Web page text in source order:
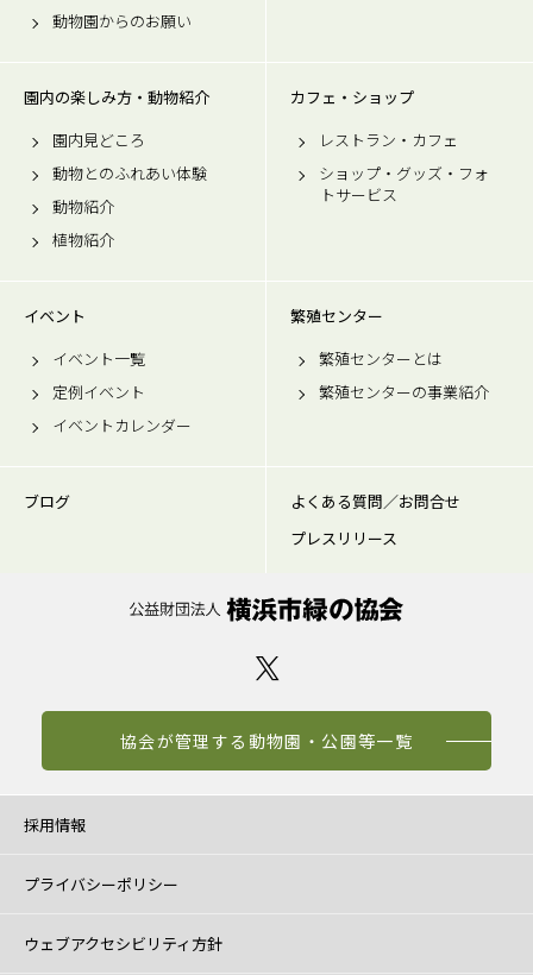
動物園からのお願い
園内の楽しみ方・動物紹介
園内見どころ
動物とのふれあい体験
動物紹介
植物紹介
カフェ・ショップ
レストラン・カフェ
ショップ・グッズ・フォ
トサービス
イベント
イベント一覧
定例イベント
イベントカレンダー
繁殖センター
繁殖センターとは
繁殖センターの事業紹介
ブログ
よくある質問／お問合せ
プレスリリース
協会が管理する動物園・公園等一覧
採用情報
プライバシーポリシー
ウェブアクセシビリティ方針